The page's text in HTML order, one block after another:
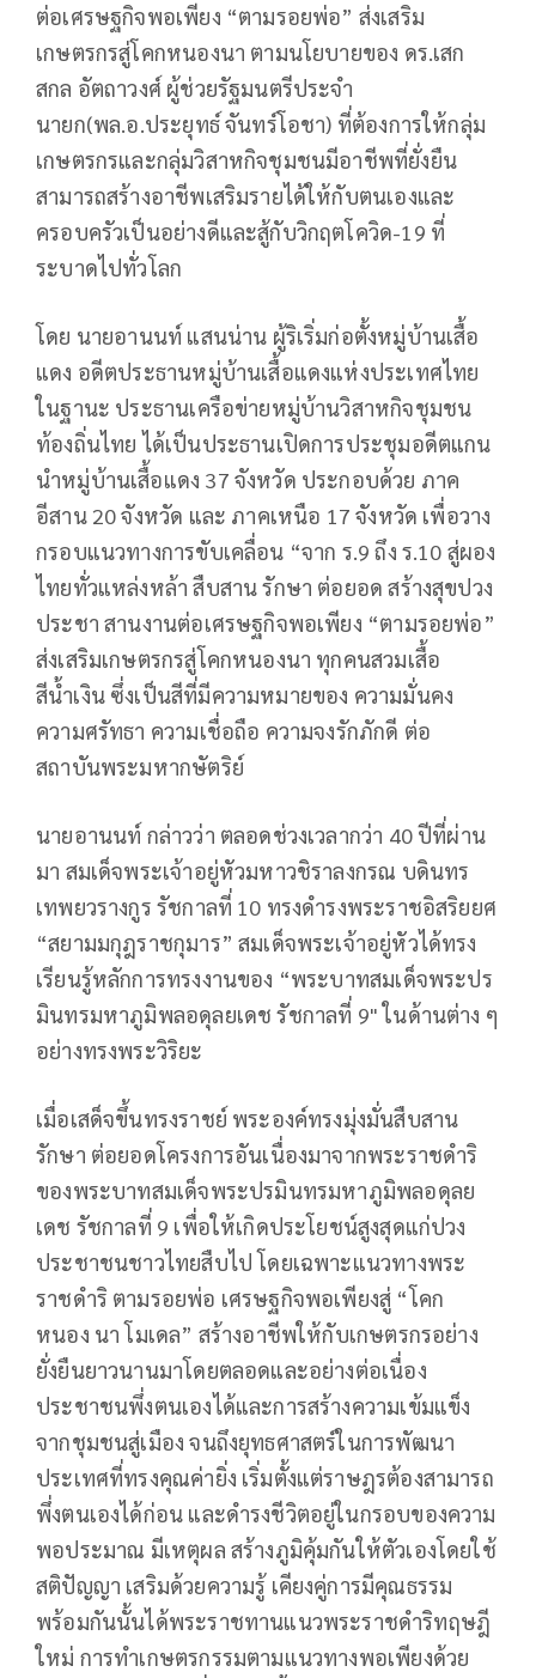
ต่อเศรษฐกิจพอเพียง “ตามรอยพ่อ” ส่งเสริม
เกษตรกรสู่โคกหนองนา ตามนโยบายของ ดร.เสก
สกล อัตถาวงศ์ ผู้ช่วยรัฐมนตรีประจำ
นายก(พล.อ.ประยุทธ์ จันทร์โอชา) ที่ต้องการให้กลุ่ม
เกษตรกรและกลุ่มวิสาหกิจชุมชนมีอาชีพที่ยั่งยืน
สามารถสร้างอาชีพเสริมรายได้ให้กับตนเองและ
ครอบครัวเป็นอย่างดีและสู้กับวิกฤตโควิด-19 ที่
ระบาดไปทั่วโลก
โดย นายอานนท์ แสนน่าน ผู้ริเริ่มก่อตั้งหมู่บ้านเสื้อ
แดง อดีตประธานหมู่บ้านเสื้อแดงแห่งประเทศไทย
ในฐานะ ประธานเครือข่ายหมู่บ้านวิสาหกิจชุมชน
ท้องถิ่นไทย ได้เป็นประธานเปิดการประชุมอดีตแกน
นำหมู่บ้านเสื้อแดง 37 จังหวัด ประกอบด้วย ภาค
อีสาน 20 จังหวัด และ ภาคเหนือ 17 จังหวัด เพื่อวาง
กรอบแนวทางการขับเคลื่อน “จาก ร.9 ถึง ร.10 สู่ผอง
ไทยทั่วแหล่งหล้า สืบสาน รักษา ต่อยอด สร้างสุขปวง
ประชา สานงานต่อเศรษฐกิจพอเพียง “ตามรอยพ่อ”
ส่งเสริมเกษตรกรสู่โคกหนองนา ทุกคนสวมเสื้อ
สีน้ำเงิน ซึ่งเป็นสีที่มีความหมายของ ความมั่นคง
ความศรัทธา ความเชื่อถือ ความจงรักภักดี ต่อ
สถาบันพระมหากษัตริย์
นายอานนท์ กล่าวว่า ตลอดช่วงเวลากว่า 40 ปีที่ผ่าน
มา สมเด็จพระเจ้าอยู่หัวมหาวชิราลงกรณ บดินทร
เทพยวรางกูร รัชกาลที่ 10 ทรงดำรงพระราชอิสริยยศ
“สยามมกุฎราชกุมาร” สมเด็จพระเจ้าอยู่หัวได้ทรง
เรียนรู้หลักการทรงงานของ “พระบาทสมเด็จพระปร
มินทรมหาภูมิพลอดุลยเดช รัชกาลที่ 9" ในด้านต่าง ๆ
อย่างทรงพระวิริยะ
เมื่อเสด็จขึ้นทรงราชย์ พระองค์ทรงมุ่งมั่นสืบสาน
รักษา ต่อยอดโครงการอันเนื่องมาจากพระราชดำริ
ของพระบาทสมเด็จพระปรมินทรมหาภูมิพลอดุลย
เดช รัชกาลที่ 9 เพื่อให้เกิดประโยชน์สูงสุดแก่ปวง
ประชาชนชาวไทยสืบไป โดยเฉพาะแนวทางพระ
ราชดำริ ตามรอยพ่อ เศรษฐกิจพอเพียงสู่ “โคก
หนอง นา โมเดล” สร้างอาชีพให้กับเกษตรกรอย่าง
ยั่งยืนยาวนานมาโดยตลอดและอย่างต่อเนื่อง
ประชาชนพึ่งตนเองได้และการสร้างความเข้มแข็ง
จากชุมชนสู่เมือง จนถึงยุทธศาสตร์ในการพัฒนา
ประเทศที่ทรงคุณค่ายิ่ง เริ่มตั้งแต่ราษฎรต้องสามารถ
พึ่งตนเองได้ก่อน และดำรงชีวิตอยู่ในกรอบของความ
พอประมาณ มีเหตุผล สร้างภูมิคุ้มกันให้ตัวเองโดยใช้
สติปัญญา เสริมด้วยความรู้ เคียงคู่การมีคุณธรรม
พร้อมกันนั้นได้พระราชทานแนวพระราชดำริทฤษฎี
ใหม่ การทำเกษตรกรรมตามแนวทางพอเพียงด้วย